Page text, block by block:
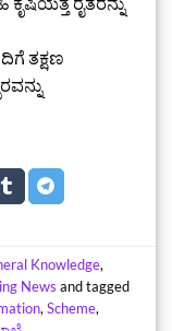
ತಕ್ಷಣ
Knowledge,
News and tagged
, Scheme,